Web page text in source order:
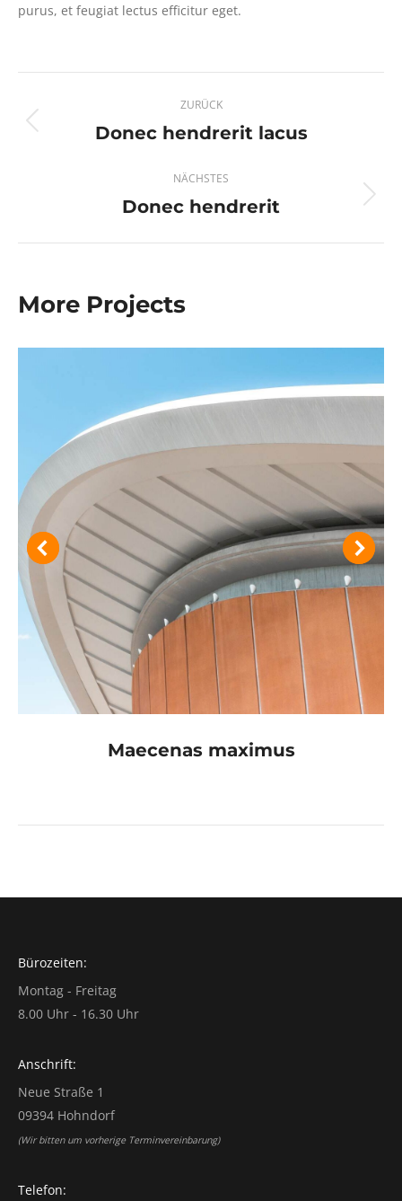
purus, et feugiat lectus efficitur eget.
navigation
ZURÜCK
Previous
Donec hendrerit lacus
NÄCHSTES
Next
Donec hendrerit
More Projects
Maecenas maximus
Bürozeiten:
Montag - Freitag
8.00 Uhr - 16.30 Uhr
Anschrift:
Neue Straße 1
09394 Hohndorf
(Wir bitten um vorherige Terminvereinbarung)
Telefon: